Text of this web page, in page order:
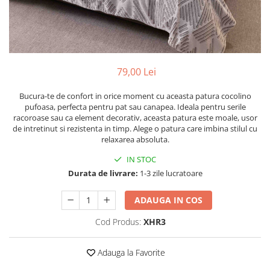
Lenjerii De Pat Bumbac Satinat 2
Persoane
Lenjerii De Pat Volanase
Lenjerii De Pat, Finet Premium 3D,
Lenjerii De Pat Catifea
Lenjerii De Pat Cocolino
Set Lenjerie De Pat Blana
Artificiala De Iepure, 6 Piese, 2
Set Lenjerie Pat Blanita Iepure, 6
Lenjerii De Pat Premium Collection
Set Lenjerie De Pat, 7 Piese, Cu
Pilota / Cuvertura Inclusa
Set Lenjerie De Pat Jacquard Regal,
79,00 Lei
Bucura-te de confort in orice moment cu aceasta patura cocolino
pufoasa, perfecta pentru pat sau canapea. Ideala pentru serile
racoroase sau ca element decorativ, aceasta patura este moale, usor
de intretinut si rezistenta in timp. Alege o patura care imbina stilul cu
relaxarea absoluta.
IN STOC
Durata de livrare: 1-3 zile lucratoare
ADAUGA IN COS
Cod Produs: XHR3
Adauga la Favorite